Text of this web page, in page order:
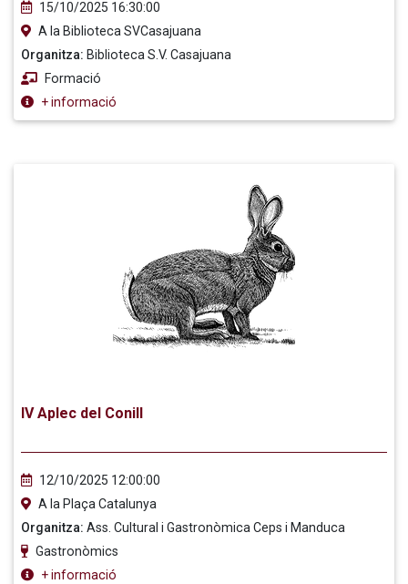
15/10/2025 16:30:00
A la Biblioteca SVCasajuana
Organitza: Biblioteca S.V. Casajuana
Formació
+ informació
IV Aplec del Conill
12/10/2025 12:00:00
A la Plaça Catalunya
Organitza: Ass. Cultural i Gastronòmica Ceps i Manduca
Gastronòmics
+ informació